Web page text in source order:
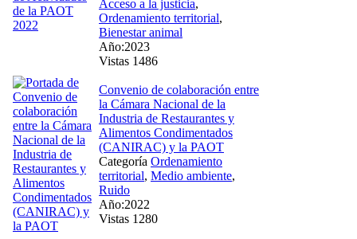
Acceso a la justicia,
Ordenamiento territorial,
Bienestar animal
Año:2023
Vistas 1486
Convenio de colaboración entre
la Cámara Nacional de la
Industria de Restaurantes y
Alimentos Condimentados
(CANIRAC) y la PAOT
Categoría Ordenamiento
territorial, Medio ambiente,
Ruido
Año:2022
Vistas 1280